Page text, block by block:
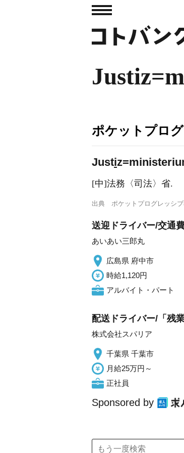
ポケットプロ
Justi
[中]法務〈司法〉省.
出典 ポケットプログレッシ
送迎ドライバー/交通
あいあい三郎丸
広島県 府中市
時給1,120円
アルバイト・パート
配送ドライバー/「残
株式会社スパリア
千葉県 千葉市
月給25万円～
正社員
Sponsored by